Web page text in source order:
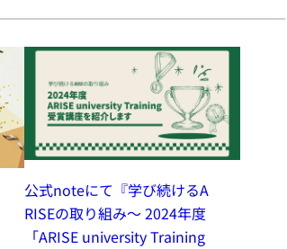
公式noteにて『学び続けるA
RISEの取り組み～ 2024年度
「ARISE university Training